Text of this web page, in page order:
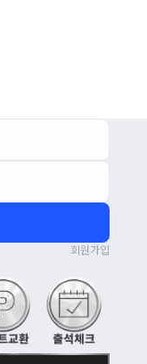
회원가입